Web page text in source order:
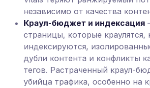
независимо от качества
Краул-бюджет и индексация
страницы, которые краулятся,
индексируются,
дубли контента и конфликты
тегов. Растраченный краул-
убийца трафика, особенно на